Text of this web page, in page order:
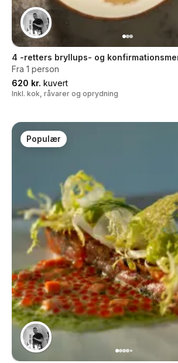
4 -retters bryllups- og
Fra 1 person
620 kr. kuvert
Inkl. kok, råvarer og oprydning
Populær